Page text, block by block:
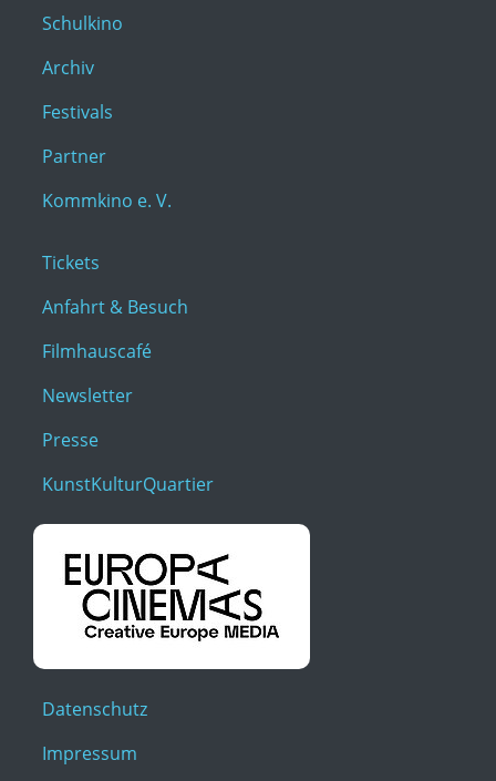
Schulkino
Archiv
Festivals
Partner
Kommkino e. V.
Tickets
Anfahrt & Besuch
Filmhauscafé
Newsletter
Presse
KunstKulturQuartier
Datenschutz
Impressum